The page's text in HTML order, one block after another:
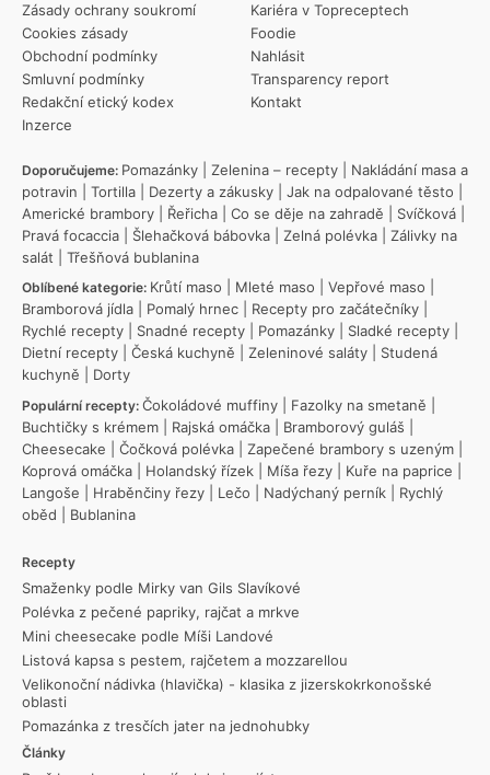
Zásady ochrany soukromí
Cookies zásady
Obchodní podmínky
Smluvní podmínky
Redakční etický kodex
Inzerce
Kariéra v Topreceptech
Foodie
Nahlásit
Transparency report
Kontakt
Doporučujeme: Pomazánky Zelenina – recepty
Nakládání masa a
potravin
Tortilla Dezerty a zákusky Jak na odpalované těsto
Americké brambory
Řeřicha Co se děje na zahradě Svíčková
Pravá focaccia
Šlehačková bábovka Zelná polévka
Zálivky na
salát
Třešňová bublanina
Oblíbené kategorie: Krůtí maso Mleté maso Vepřové maso
Bramborová jídla
Pomalý hrnec Recepty pro začátečníky
Rychlé recepty
Snadné recepty Pomazánky Sladké recepty
Dietní recepty
Česká kuchyně Zeleninové saláty
Studená
kuchyně
Dorty
Populární recepty: Čokoládové muffiny Fazolky na smetaně
Buchtičky s krémem
Rajská omáčka Bramborový guláš
Cheesecake
Čočková polévka Zapečené brambory s uzeným
Koprová omáčka
Holandský řízek Míša řezy Kuře na paprice
Langoše
Hraběnčiny řezy Lečo Nadýchaný perník
Rychlý
oběd
Bublanina
Recepty
Smaženky podle Mirky van Gils Slavíkové
Polévka z pečené papriky, rajčat a mrkve
Mini cheesecake podle Míši Landové
Listová kapsa s pestem, rajčetem a mozzarellou
Velikonoční nádivka (hlavička) - klasika z jizerskokrkonošské
oblasti
Pomazánka z tresčích jater na jednohubky
Články